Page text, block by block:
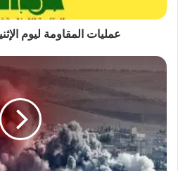
عمليات المقاومة ليوم الإثنين 1 حزيران